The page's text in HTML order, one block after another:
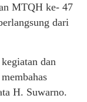
MTQH ke- 47
dari
dan
H. Suwarno.